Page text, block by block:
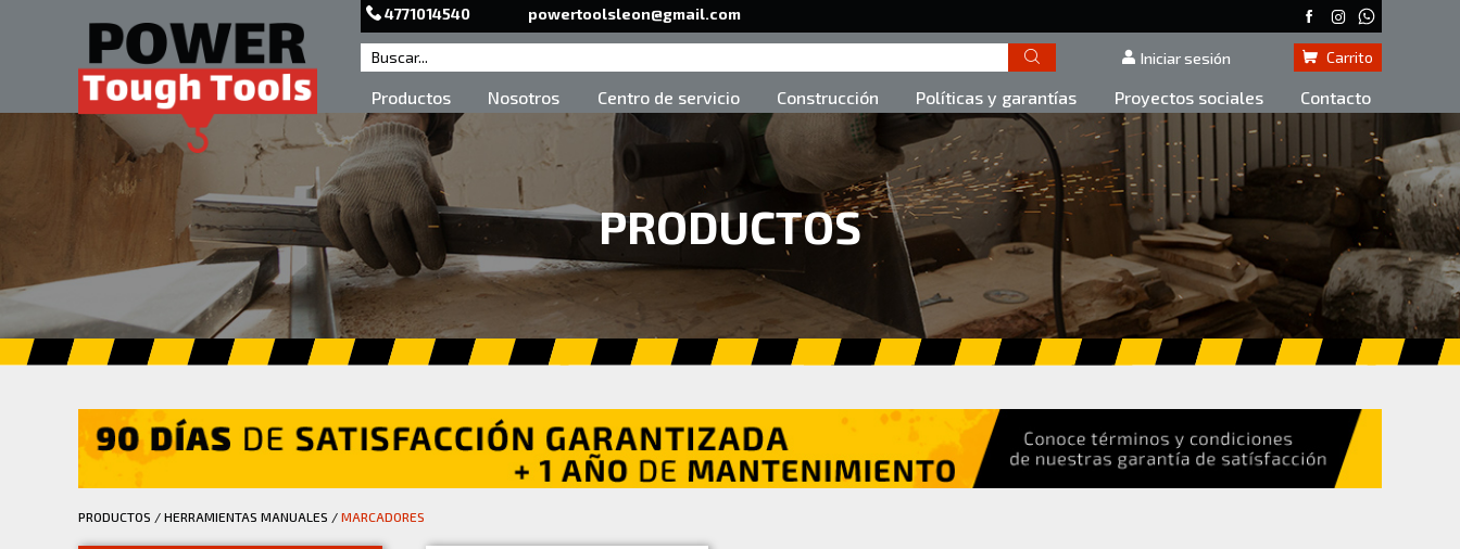
4771014540 powertoolsleon@gmail.com
Iniciar sesión Carrito
Productos Nosotros Centro de servicio Construcción Políticas y garantías Proyectos sociales Contacto
PRODUCTOS
PRODUCTOS / HERRAMIENTAS MANUALES / MARCADORES